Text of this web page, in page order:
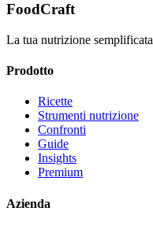
FoodCraft
La tua nutrizione semplificata
Prodotto
Ricette
Strumenti nutrizione
Confronti
Guide
Insights
Premium
Azienda